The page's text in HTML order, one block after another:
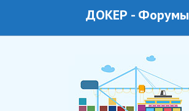
ДОКЕР - Форумы